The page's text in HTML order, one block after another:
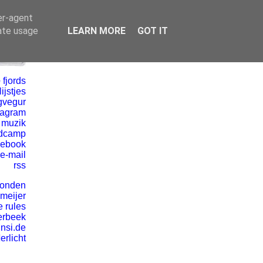
fjords
e-mail
rss
rules
agent
usage
LEARN MORE GOT IT